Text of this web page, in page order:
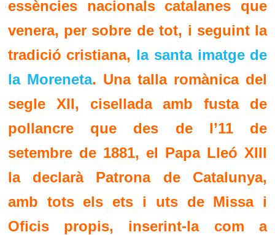
essències nacionals catalanes que
venera, per sobre de tot, i seguint la
tradició cristiana, la santa imatge de
la Moreneta. Una talla romànica del
segle XII, cisellada amb fusta de
pollancre que des de l’11 de
setembre de 1881, el Papa Lleó XIII
la declarà Patrona de Catalunya,
amb tots els ets i uts de Missa i
Oficis propis, inserint-la com a